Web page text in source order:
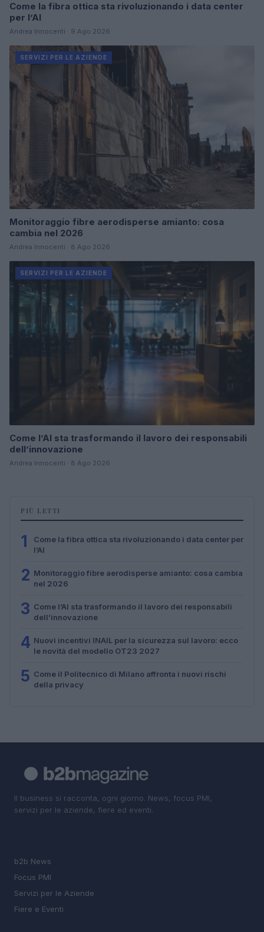
Come la fibra ottica sta rivoluzionando i data center
per l’AI
Andrea Innocenti · 9 Ago 2026
SERVIZI PER LE AZIENDE
Monitoraggio fibre aerodisperse amianto: cosa
cambia nel 2026
Andrea Innocenti · 8 Ago 2026
SERVIZI PER LE AZIENDE
Come l’AI sta trasformando il lavoro dei responsabili
dell’innovazione
Andrea Innocenti · 8 Ago 2026
PIÙ LETTI
1
Come la fibra ottica sta rivoluzionando i data center per
l’AI
2 Monitoraggio fibre aerodisperse amianto: cosa cambia
nel 2026
3 Come l’AI sta trasformando il lavoro dei responsabili
dell’innovazione
4 Nuovi incentivi INAIL per la sicurezza sul lavoro: ecco
le novità del modello OT23 2027
5 Come il Politecnico di Milano affronta i nuovi rischi
della privacy
Il business si racconta, ogni giorno. News, focus PMI,
servizi per le aziende, fiere ed eventi.
b2b News
Focus PMI
Servizi per le Aziende
Fiere e Eventi